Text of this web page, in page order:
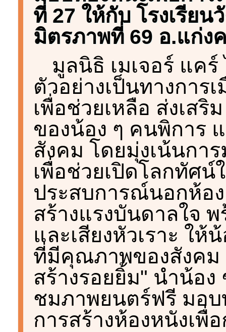
ที่ 27 ให้กับ โรงเรีย
มิตรภาพที่ 69 อ.แก่ง
มูลนิธิ เมเจอร์ แค
ตัวอย่างเป็นทางการ
เพื่อช่วยเหลือ ส่งเส
ของน้อง ๆ คนพิการ
สังคม โดยมุ่งเน้นกา
เพื่อช่วยเปิดโลกทัศน์
ประสบการณ์นอกห้อ
สร้างแรงบันดาลใจ
และเสียงหัวเราะ ให้
ที่มีคุณภาพของสังคม
สร้างรอยยิ้ม" นำน้อง
ชมภาพยนตร์ฟรี มอบ
การสร้างห้องหนังเพื่